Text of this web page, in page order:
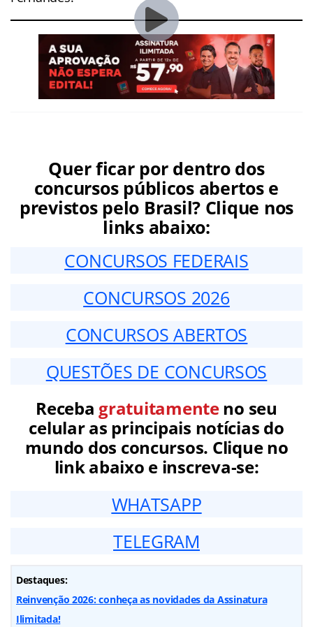
Quer ficar por dentro dos
concursos públicos abertos e
previstos pelo Brasil? Clique nos
links abaixo:
CONCURSOS FEDERAIS
CONCURSOS 2026
CONCURSOS ABERTOS
QUESTÕES DE CONCURSOS
Receba gratuitamenteno seu
celular as principais notícias do
mundo dos concursos. Clique no
link abaixo e inscreva-se:
WHATSAPP
TELEGRAM
Destaques:
Reinvenção 2026: conheça as novidades da Assinatura
Ilimitada!